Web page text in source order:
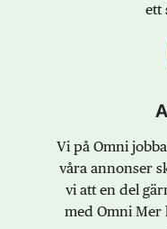
ett
Vi på Omni
våra annonser
vi att en del
med Omni Mer